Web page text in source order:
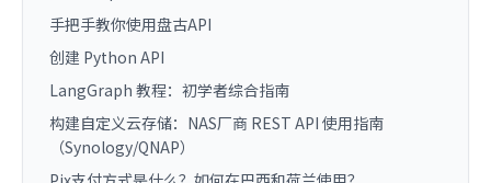
手把手教你使用盘古API
创建 Python API
LangGraph 教程：初学者综合指南
构建自定义云存储：NAS厂商 REST API 使用指南
（Synology/QNAP）